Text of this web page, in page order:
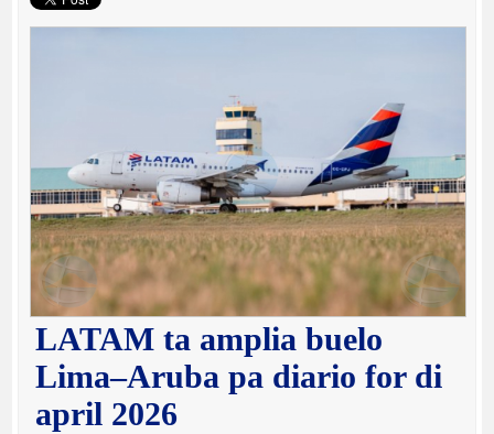
LATAM ta amplia buelo
Lima–Aruba pa diario for di
april 2026